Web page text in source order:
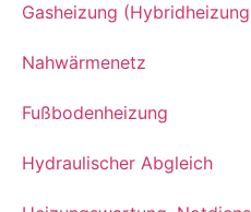
Gasheizung
Nahwärmenetz
Fußbodenheizung
Hydraulischer Abgleich